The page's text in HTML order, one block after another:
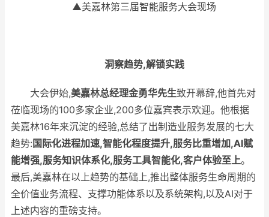
▲美嘉林第三届智能服务大会现场
洞察趋势,解锁实践
大会伊始,美嘉林总经理金勇华先生致开幕辞,他首先对
莅临现场的100多家企业,200多位嘉宾表示欢迎。他根据
美嘉林16年来沉淀的经验,总结了出制造业服务发展的七大
趋势: 国际化进程加速,智能化程度提升,服务比重增加,AI赋
能增强,服务知识体系化,服务工具智能化,客户体验至上。
最后,美嘉林在以上趋势的基础上,推出整体服务生命周期的
全价值业务流程、支撑功能体系以及系统架构,以及AI对于
上述内容的重磅支持。